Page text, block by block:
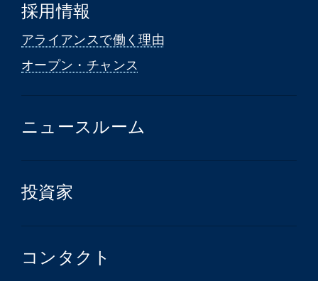
採用情報
アライアンスで働く理由
オープン・チャンス
ニュースルーム
投資家
コンタクト